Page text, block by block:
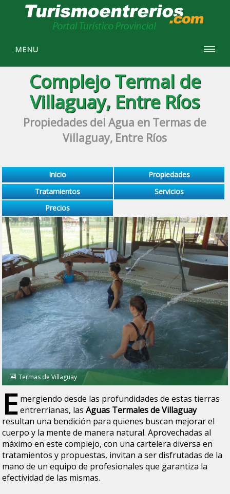
MENU
Complejo Termal de
Villaguay, Entre Ríos
Propiedades del Agua en Termas de
Villaguay, Entre Ríos
Inicio
Propiedades
Tratamientos
Servicios
Precios
Termas de Villaguay
E mergiendo desde las profundidades de estas tierras
entrerrianas, lasAguas Termales de Villaguay
resultan una bendición para quienes buscan mejorar el
cuerpo y la mente de manera natural. Aprovechadas al
máximo en este complejo, con una cartelera diversa en
tratamientos y propuestas, invitan a ser disfrutadas de la
mano de un equipo de profesionales que garantiza la
efectividad de las mismas.